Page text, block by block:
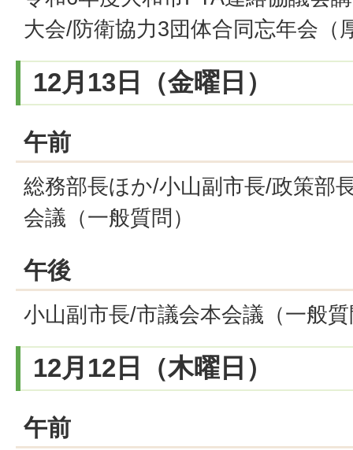
大会/防衛協力3団体合同忘年会（
12月13日（金曜日）
午前
総務部長ほか/小山副市長/政策部
会議（一般質問）
午後
小山副市長/市議会本会議（一般
12月12日（木曜日）
午前